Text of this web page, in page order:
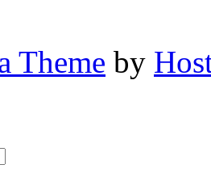
Theme by